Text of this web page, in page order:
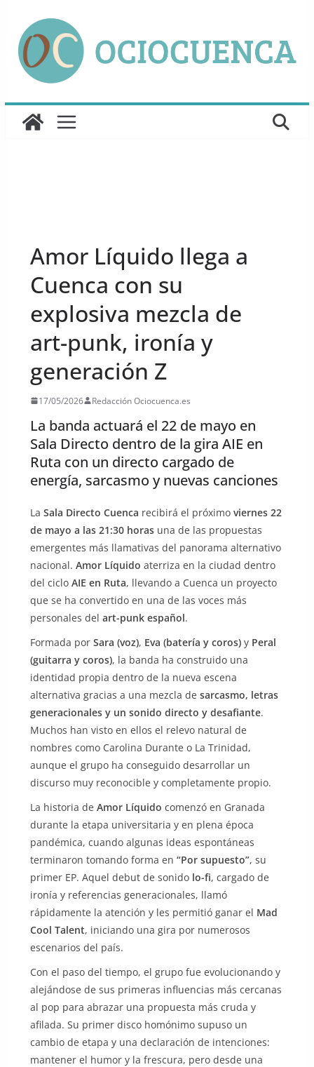
contenido
Amor Líquido llega a
Cuenca con su
explosiva mezcla de
art-punk, ironía y
generación Z
17/05/2026 Redacción Ociocuenca.es
La banda actuará el 22 de mayo en
Sala Directo dentro de la gira AIE en
Ruta con un directo cargado de
energía, sarcasmo y nuevas canciones
La Sala Directo Cuenca recibirá el próximo viernes 22
de mayo a las 21:30 horasuna de las propuestas
emergentes más llamativas del panorama alternativo
nacional. Amor Líquido aterriza en la ciudad dentro
del ciclo AIE en Ruta, llevando a Cuenca un proyecto
que se ha convertido en una de las voces más
personales del art-punk español.
Formada por Sara (voz), Eva (batería y coros)y Peral
(guitarra y coros), la banda ha construido una
identidad propia dentro de la nueva escena
alternativa gracias a una mezcla de sarcasmo, letras
generacionales y un sonido directo y desafiante.
Muchos han visto en ellos el relevo natural de
nombres como Carolina Durante o La Trinidad,
aunque el grupo ha conseguido desarrollar un
discurso muy reconocible y completamente propio.
La historia de Amor Líquido comenzó en Granada
durante la etapa universitaria y en plena época
pandémica, cuando algunas ideas espontáneas
terminaron tomando forma en “Por supuesto”, su
primer EP. Aquel debut de sonido lo-fi, cargado de
ironía y referencias generacionales, llamó
rápidamente la atención y les permitió ganar el Mad
Cool Talent, iniciando una gira por numerosos
escenarios del país.
Con el paso del tiempo, el grupo fue evolucionando y
alejándose de sus primeras influencias más cercanas
al pop para abrazar una propuesta más cruda y
afilada. Su primer disco homónimo supuso un
cambio de etapa y una declaración de intenciones:
mantener el humor y la frescura, pero desde una